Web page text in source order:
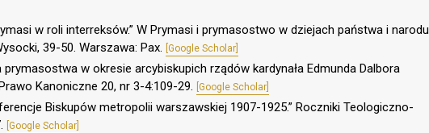
w roli interreksów.” W Prymasi i prymasostwo w dziejach państwa i narodu
39-50. Warszawa: Pax. [Google Scholar]
prymasostwa w okresie arcybiskupich rządów kardynała Edmunda Dalbora
Kanoniczne 20, nr 3-4:109-29. [Google Scholar]
Biskupów metropolii warszawskiej 1907-1925.” Roczniki Teologiczno-
[Google Scholar]